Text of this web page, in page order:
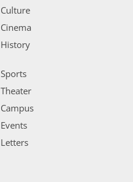
Culture
Cinema
History
Sports
Theater
Campus
Events
Letters